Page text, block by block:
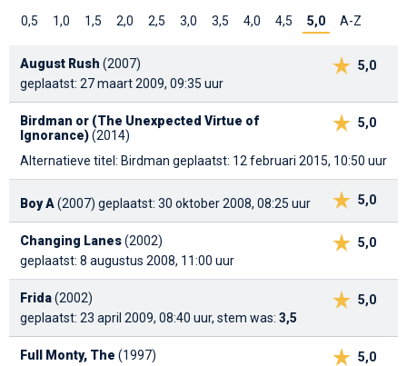
0,5 1,0 1,5 2,0 2,5 3,0 3,5 4,0 4,5 5,0 A-Z
5,0
August Rush (2007)
geplaatst: 27 maart 2009, 09:35 uur
5,0
Birdman or (The Unexpected Virtue of
Ignorance)(2014)
Alternatieve titel: Birdman geplaatst: 12 februari 2015, 10:50 uur
5,0
Boy A(2007) geplaatst: 30 oktober 2008, 08:25 uur
5,0
Changing Lanes(2002)
geplaatst: 8 augustus 2008, 11:00 uur
5,0
Frida(2002)
geplaatst: 23 april 2009, 08:40 uur, stem was: 3,5
5,0
Full Monty, The (1997)